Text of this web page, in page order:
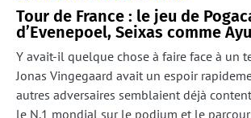
Tour de France : le jeu de
d’Evenepoel, Seixas comme
Y avait-il quelque chose à faire face à un
Jonas Vingegaard avait un espoir
autres adversaires semblaient déjà
le N.1 mondial sur le podium et le